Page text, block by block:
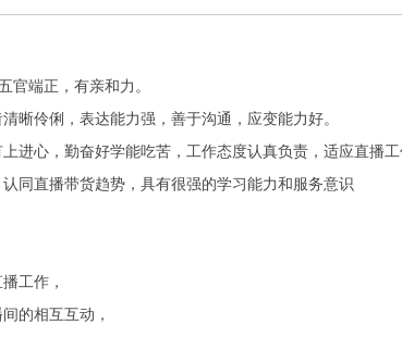
官端正，有亲和力。
晰伶俐，表达能力强，善于沟通，应变能力好。
进心，勤奋好学能吃苦，工作态度认真负责，适应直播工
同直播带货趋势，具有很强的学习能力和服务意识
工作，
的相互互动，